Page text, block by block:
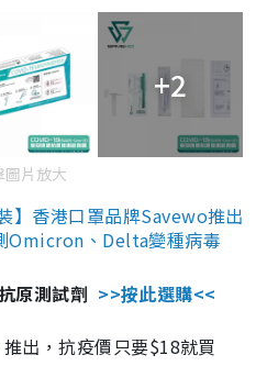
+2
圖片放大
】香港口罩品牌Savewo推出
Omicron、Delta變種病毒
原測試劑 >>按此選購<<
出，抗疫價只要$18就買